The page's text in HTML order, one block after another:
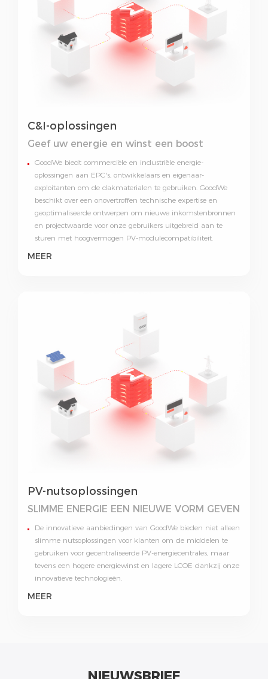
C&I-oplossingen
Geef uw energie en winst een boost
GoodWe biedt commerciële en industriële energie-
oplossingen aan EPC's, ontwikkelaars en eigenaar-
exploitanten om de dakmaterialen te gebruiken. GoodWe
beschikt over een onovertroffen technische expertise en
geoptimaliseerde ontwerpen om nieuwe inkomstenbronnen
en projectwaarde voor onze gebruikers uitgebreid aan te
sturen met hoogvermogen PV-modulecompatibiliteit.
MEER
PV-nutsoplossingen
SLIMME ENERGIE EEN NIEUWE VORM GEVEN
De innovatieve aanbiedingen van GoodWe bieden niet alleen
slimme nutsoplossingen voor klanten om de middelen te
gebruiken voor gecentraliseerde PV-energiecentrales, maar
tevens een hogere energiewinst en lagere LCOE dankzij onze
innovatieve technologieën.
MEER
NIEUWSBRIEF